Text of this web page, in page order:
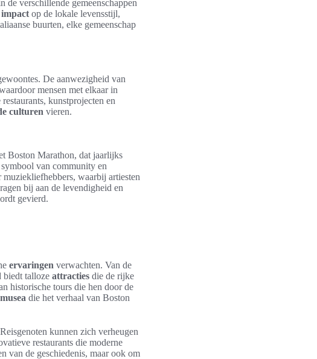
de verschillende gemeenschappen
impact op de lokale levensstijl,
buurten, elke gemeenschap
De aanwezigheid van
mensen met elkaar in
kunstprojecten en
culturen vieren.
Boston Marathon, dat jaarlijks
symbool van community en
waarbij artiesten
bij aan de levendigheid en
gevierd.
ervaringen verwachten. Van de
biedt talloze attracties die de rijke
historische tours die hen door de
musea die het verhaal van Boston
kunnen zich verheugen
restaurants die moderne
van de geschiedenis, maar ook om